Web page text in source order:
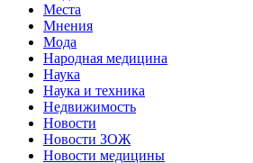
Места
Мнения
Мода
Народная медицина
Наука
Наука и техника
Недвижимость
Новости
Новости ЗОЖ
Новости медицины